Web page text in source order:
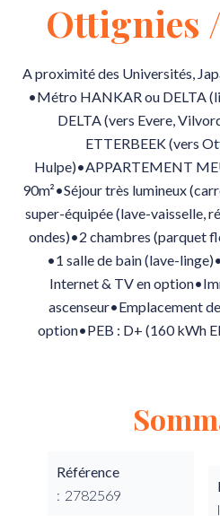
Ottignies
A proximité des Universités,
•Métro HANKAR ou DELTA
DELTA (vers Evere,
ETTERBEEK (vers
Hulpe)•APPARTEMENT
90m²•Séjour très lumineux
super-équipée (lave-vaisselle,
ondes)•2 chambres (parquet
•1 salle de bain (lave-
Internet & TV en
ascenseur•Emplacement
option•PEB : D+ (160 kWh
Référence
2782569